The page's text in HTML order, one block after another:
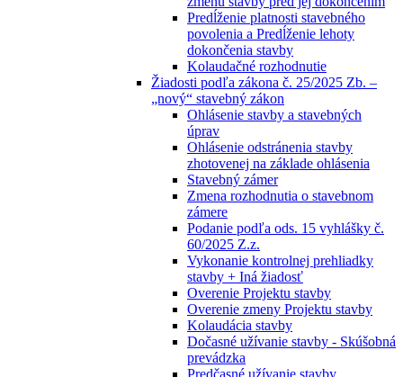
Predĺženie platnosti stavebného
povolenia a Predĺženie lehoty
dokončenia stavby
Kolaudačné rozhodnutie
Žiadosti podľa zákona č. 25/2025 Zb. –
„nový“ stavebný zákon
Ohlásenie stavby a stavebných
úprav
Ohlásenie odstránenia stavby
zhotovenej na základe ohlásenia
Stavebný zámer
Zmena rozhodnutia o stavebnom
zámere
Podanie podľa ods. 15 vyhlášky č.
60/2025 Z.z.
Vykonanie kontrolnej prehliadky
stavby + Iná žiadosť
Overenie Projektu stavby
Overenie zmeny Projektu stavby
Kolaudácia stavby
Dočasné užívanie stavby - Skúšobná
prevádzka